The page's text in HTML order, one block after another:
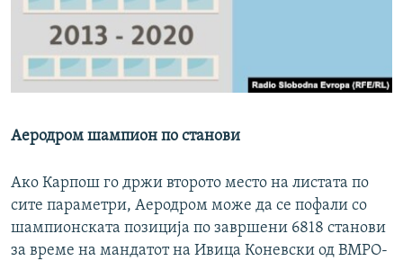
Аеродром шампион по станови
Ако Карпош го држи второто место на листата по
сите параметри, Аеродром може да се пофали со
шампионската позиција по завршени 6818 станови
за време на мандатот на Ивица Коневски од ВМРО-